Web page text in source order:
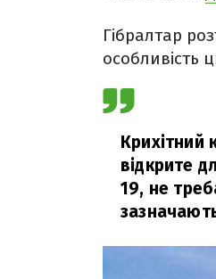
Гібралтар
особливість
Крихітний
відкрите
19, не